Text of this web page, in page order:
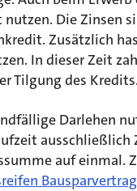
Die Zinsen
Zusätzlich
In dieser Zeit
Tilgung des Kredits.
Darlehen
ausschließlich
auf einmal.
Bausparvertrag